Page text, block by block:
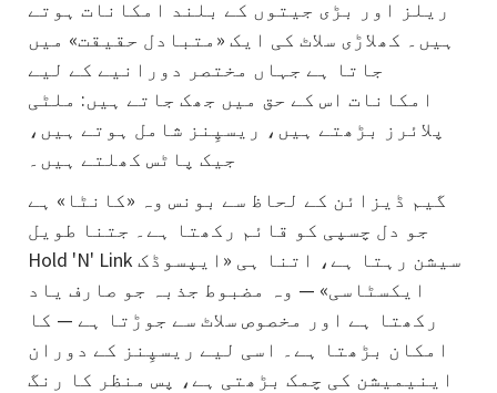
ریلز اور بڑی جیتوں کے بلند امکانات ہوتے
ہیں۔ کھلاڑی سلاٹ کی ایک «متبادل حقیقت» میں
جاتا ہے جہاں مختصر دورانیے کے لیے
امکانات اس کے حق میں جھک جاتے ہیں: ملٹی
پلائرز بڑھتے ہیں، ریسپِنز شامل ہوتے ہیں،
جیک پاٹس کھلتے ہیں۔
گیم ڈیزائن کے لحاظ سے بونس وہ «کانٹا» ہے
جو دل چسپی کو قائم رکھتا ہے۔ جتنا طویل
Hold 'N' Link سیشن رہتا ہے، اتنا ہی «ایپسوڈک
ایکسٹاسی» — وہ مضبوط جذبہ جو صارف یاد
رکھتا ہے اور مخصوص سلاٹ سے جوڑتا ہے — کا
امکان بڑھتا ہے۔ اسی لیے ریسپِنز کے دوران
اینیمیشن کی چمک بڑھتی ہے، پس منظر کا رنگ